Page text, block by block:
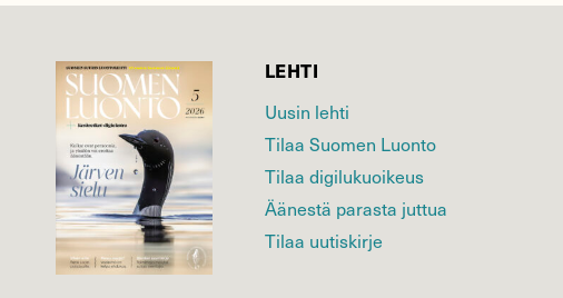
LEHTI
Uusin lehti
Tilaa Suomen Luonto
Tilaa digilukuoikeus
Äänestä parasta juttua
Tilaa uutiskirje